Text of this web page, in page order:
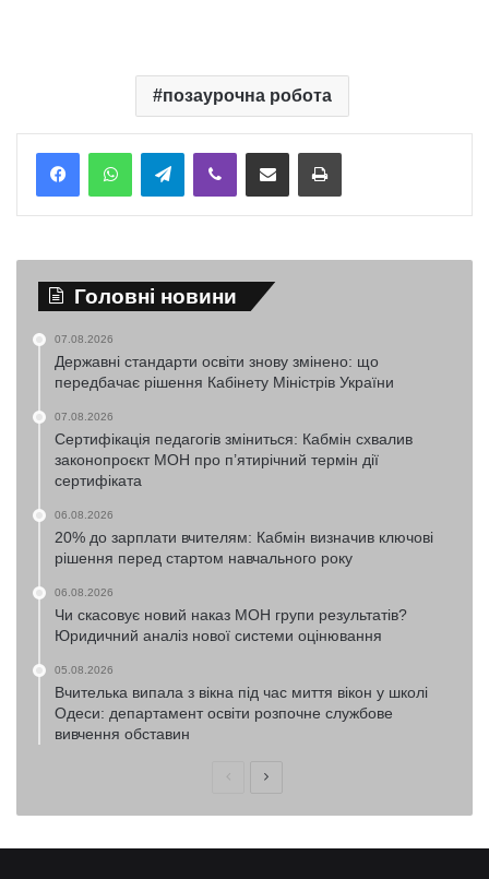
позаурочна робота
TelegramViber Надіслати електронною поштоюНадрукувати
Головні новини
07.08.2026
Державні стандарти освіти знову змінено: що
передбачає рішення Кабінету Міністрів України
07.08.2026
Сертифікація педагогів зміниться: Кабмін схвалив
законопроєкт МОН про п’ятирічний термін дії
сертифіката
06.08.2026
20% до зарплати вчителям: Кабмін визначив ключові
рішення перед стартом навчального року
06.08.2026
Чи скасовує новий наказ МОН групи результатів?
Юридичний аналіз нової системи оцінювання
05.08.2026
Вчителька випала з вікна під час миття вікон у школі
Одеси: департамент освіти розпочне службове
вивчення обставин
ПопередняНаступна